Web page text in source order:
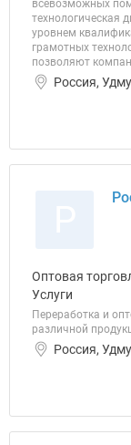
всевозможных
технологическая
уровнем
грамотных
позволяют
Россия,
Оптовая
Услуги
Переработка и
различной
Россия,